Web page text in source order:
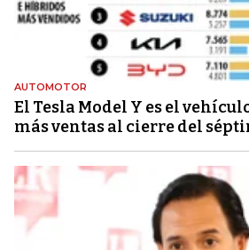
AUTOMOTOR
El Tesla Model Y es el
más ventas al cierre del